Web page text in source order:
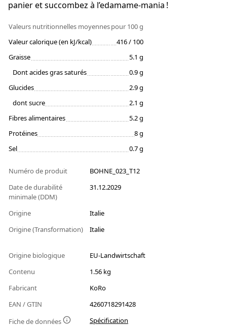
panier et succombez à l’edamame-mania !
Valeurs nutritionnelles moyennespour 100 g
Valeur calorique (en kJ/kcal)
416 / 100
Graisse
5.1 g
Dont acides gras saturés
0.9 g
Glucides
2.9 g
dont sucre
2.1 g
Fibres alimentaires
5.2 g
Protéines
8 g
Sel
0.7 g
Numéro de produit
BOHNE_023_T12
Date de durabilité
minimale (DDM)
31.12.2029
Origine
Italie
Origine (Transformation)
Italie
Origine biologique
EU-Landwirtschaft
Contenu
1.56 kg
Fabricant
KoRo
EAN / GTIN
4260718291428
Fiche de données
Spécification